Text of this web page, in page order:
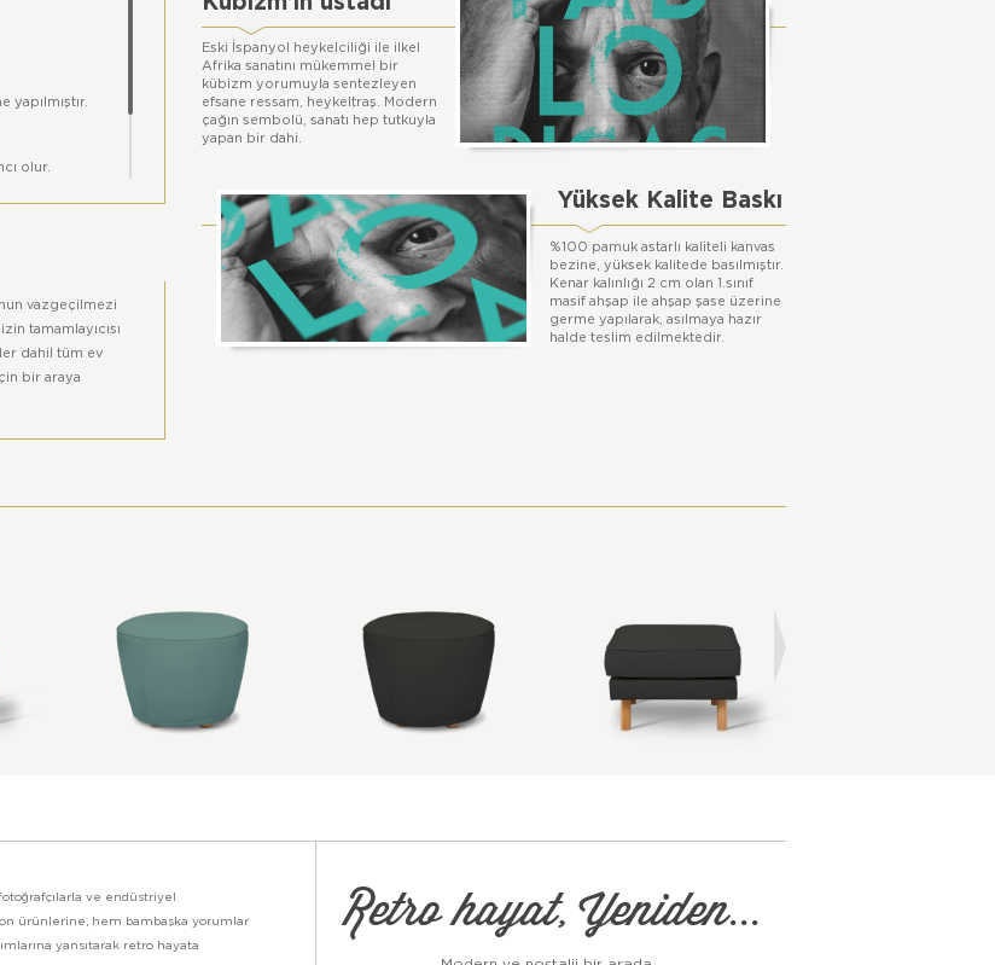
yapılmıştır.
olur.
vazgeçilmezi
tamamlayıcısı
dahil tüm ev
bir araya
Eski İspanyol heykelciliği ile ilkel
Afrika sanatını mükemmel bir
kübizm yorumuyla sentezleyen
efsane ressam, heykeltraş. Modern
çağın sembolü, sanatı hep tutkuyla
yapan bir dahi.
Yüksek Kalite Baskı
%100 pamuk astarlı kaliteli kanvas
bezine, yüksek kalitede basılmıştır.
Kenar kalınlığı 2 cm olan 1.sınıf
masif ahşap ile ahşap şase üzerine
germe yapılarak, asılmaya hazır
halde teslim edilmektedir.
ve endüstriyel
ürünlerine, hem bambaşka yorumlar
yansıtarak retro hayata
Retro hayat, Yeniden...